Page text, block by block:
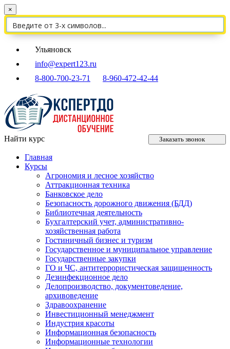
×
Ульяновск
info@expert123.ru
8-800-700-23-71
8-960-472-42-44
Найти курс Заказать звонок
Главная
Курсы
Агрономия и лесное хозяйство
Аттракционная техника
Банковское дело
Безопасность дорожного движения (БДД)
Библиотечная деятельность
Бухгалтерский учет, административно-
хозяйственная работа
Гостиничный бизнес и туризм
Государственное и муниципальное управление
Государственные закупки
ГО и ЧС, антитеррористическая защищенность
Дезинфекционное дело
Делопроизводство, документоведение,
архивоведение
Здравоохранение
Инвестиционный менеджмент
Индустрия красоты
Информационная безопасность
Информационные технологии